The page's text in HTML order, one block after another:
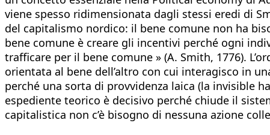
viene spesso ridimensionata dagli stessi eredi di
del capitalismo nordico: il bene comune non ha
bene comune è creare gli incentivi perché ogni
trafficare per il bene comune » (A. Smith, 1776).
orientata al bene dell’altro con cui interagisco in
perché una sorta di provvidenza laica (la invisible
espediente teorico è decisivo perché chiude il
capitalistica non c’è bisogno di nessuna azione